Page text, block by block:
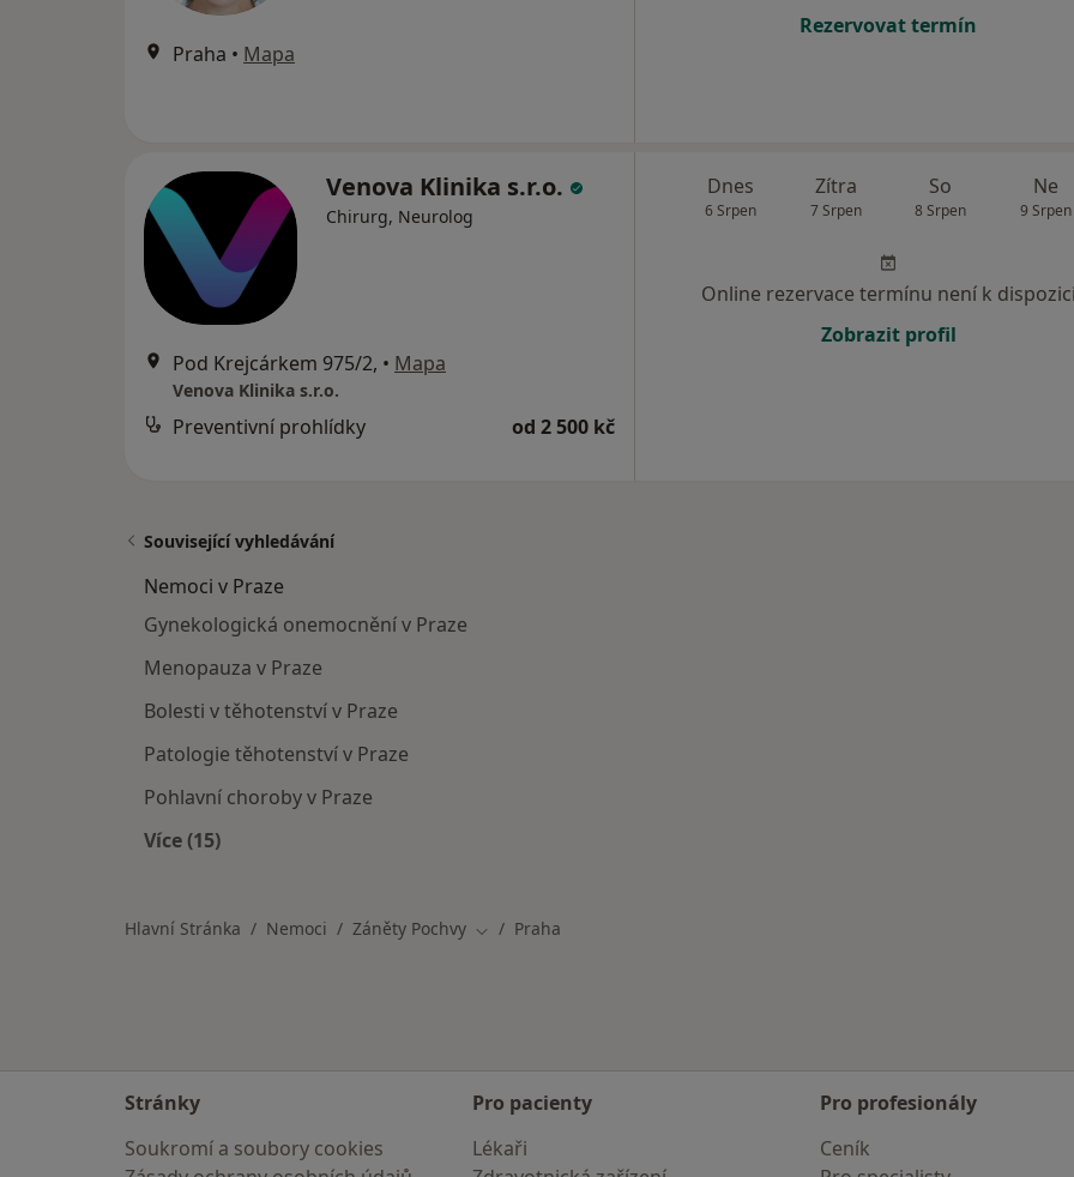
Praha • Mapa
Rezervovat termín
Venova Klinika s.r.o.
Chirurg, Neurolog
Pod Krejcárkem 975/2, • Mapa
Venova Klinika s.r.o.
Preventivní prohlídky od 2 500 kč
Dnes
6 Srpen
Zítra
7 Srpen
So
8 Srpen
Ne
9 Srpen
Online rezervace termínu není k dispozici
Zobrazit profil
Související vyhledávání
Nemoci v Praze
Gynekologická onemocnění v Praze
Menopauza v Praze
Bolesti v těhotenství v Praze
Patologie těhotenství v Praze
Pohlavní choroby v Praze
Více (15)
Hlavní Stránka Nemoci Záněty Pochvy Změna města
Praha
Stránky
Soukromí a soubory cookies
Pro pacienty
Lékaři
Pro profesionály
Ceník